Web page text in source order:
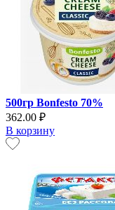
500гр Bonfesto 70%
362.00 ₽
В корзину